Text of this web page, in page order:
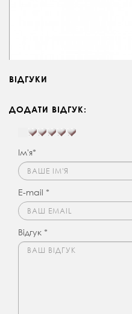
ВІДГУКИ
ДОДАТИ ВІДГУК:
Ім'я*
E-mail *
Відгук *